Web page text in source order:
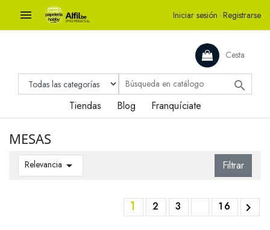
 Iniciar sesión · Registrarse
Cesta

Tiendas Blog Franquíciate
MESAS
Relevancia  Filtrar
1 2 3 16 